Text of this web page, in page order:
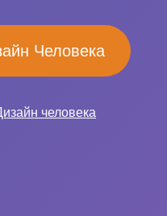
Человека
человека